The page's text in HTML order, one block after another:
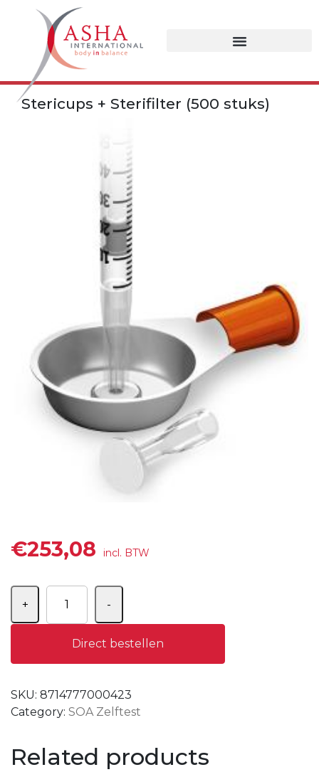
Stericups + Sterifilter (500 stuks)
€253,08 incl. BTW
+
-
Direct bestellen
SKU: 8714777000423
Category: SOA Zelftest
Related products